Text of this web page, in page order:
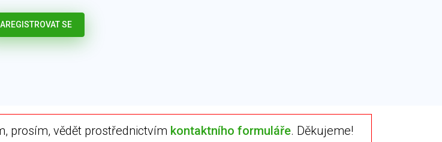
SE
prosím, vědět prostřednictvím kontaktního formuláře. Děkujeme!